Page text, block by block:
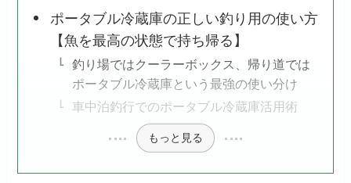
ポータブル冷蔵庫の正しい釣り用の使い方
【魚を最高の状態で持ち帰る】
釣り場ではクーラーボックス、帰り道では
ポータブル冷蔵庫という最強の使い分け
車中泊釣行でのポータブル冷蔵庫活用術
もっと見る